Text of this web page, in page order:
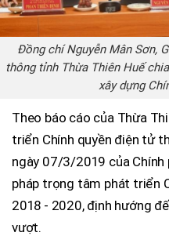
Đồng chí Nguyễn Mân Sơn,
thông tỉnh Thừa Thiên Huế
xây dựng
Theo báo cáo của Thừa
triển Chính quyền điện tử
ngày 07/3/2019 của Chính
pháp trọng tâm phát triển
2018 - 2020, định hướng
vượt.